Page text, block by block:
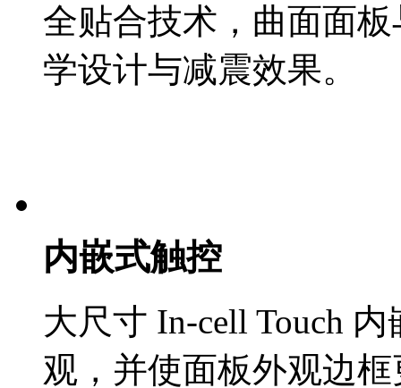
全贴合技术，曲面面
学设计与减震效果。
内嵌式触控
大尺寸 In-cell Touch
观，并使面板外观边